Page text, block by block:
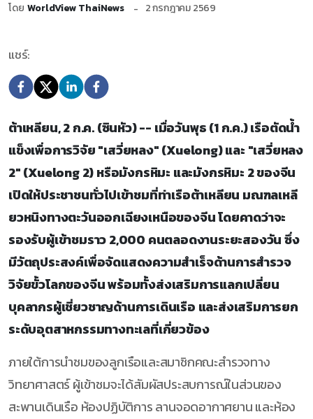
โดย WorldView ThaiNews 2 กรกฎาคม 2569
แชร์:
ต้าเหลียน, 2 ก.ค. (ซินหัว) -- เมื่อวันพุธ (1 ก.ค.) เรือตัดน้ำ
แข็งเพื่อการวิจัย "เสวี่ยหลง" (Xuelong) และ "เสวี่ยหลง
2" (Xuelong 2) หรือมังกรหิมะ และมังกรหิมะ 2 ของจีน
เปิดให้ประชาชนทั่วไปเข้าชมที่ท่าเรือต้าเหลียน มณฑลเหลี
ยวหนิงทางตะวันออกเฉียงเหนือของจีน โดยคาดว่าจะ
รองรับผู้เข้าชมราว 2,000 คนตลอดงานระยะสองวัน ซึ่ง
มีวัตถุประสงค์เพื่อจัดแสดงความสำเร็จด้านการสำรวจ
วิจัยขั้วโลกของจีน พร้อมทั้งส่งเสริมการแลกเปลี่ยน
บุคลากรผู้เชี่ยวชาญด้านการเดินเรือ และส่งเสริมการยก
ระดับอุตสาหกรรมทางทะเลที่เกี่ยวข้อง
ภายใต้การนำชมของลูกเรือและสมาชิกคณะสำรวจทาง
วิทยาศาสตร์ ผู้เข้าชมจะได้สัมผัสประสบการณ์ในส่วนของ
สะพานเดินเรือ ห้องปฏิบัติการ ลานจอดอากาศยาน และห้อง